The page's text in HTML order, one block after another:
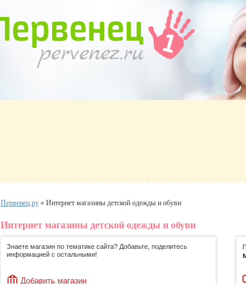
Первенец.ру » Интернет магазины детской одежды и обуви
Интернет магазины детской одежды и обуви
Знаете магазин по тематике сайта? Добавьте, поделитесь
информацией с остальными!
Добавить магазин